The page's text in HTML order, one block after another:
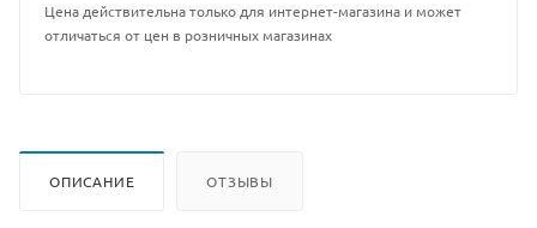
Цена действительна только для интернет-магазина и может
отличаться от цен в розничных магазинах
ОПИСАНИЕ ОТЗЫВЫ